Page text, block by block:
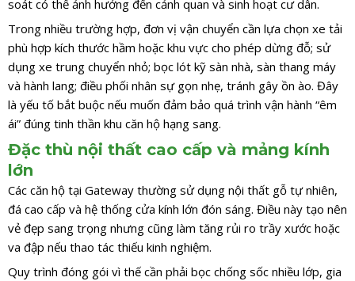
soát có thể ảnh hưởng đến cảnh quan và sinh hoạt cư dân.
Trong nhiều trường hợp, đơn vị vận chuyển cần lựa chọn xe tải
phù hợp kích thước hầm hoặc khu vực cho phép dừng đỗ; sử
dụng xe trung chuyển nhỏ; bọc lót kỹ sàn nhà, sàn thang máy
và hành lang; điều phối nhân sự gọn nhẹ, tránh gây ồn ào. Đây
là yếu tố bắt buộc nếu muốn đảm bảo quá trình vận hành “êm
ái” đúng tinh thần khu căn hộ hạng sang.
Đặc thù nội thất cao cấp và mảng kính
lớn
Các căn hộ tại Gateway thường sử dụng nội thất gỗ tự nhiên,
đá cao cấp và hệ thống cửa kính lớn đón sáng. Điều này tạo nên
vẻ đẹp sang trọng nhưng cũng làm tăng rủi ro trầy xước hoặc
va đập nếu thao tác thiếu kinh nghiệm.
Quy trình đóng gói vì thế cần phải bọc chống sốc nhiều lớp, gia